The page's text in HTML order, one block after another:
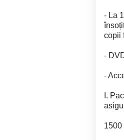
- La
copii
-
-
I.
1500